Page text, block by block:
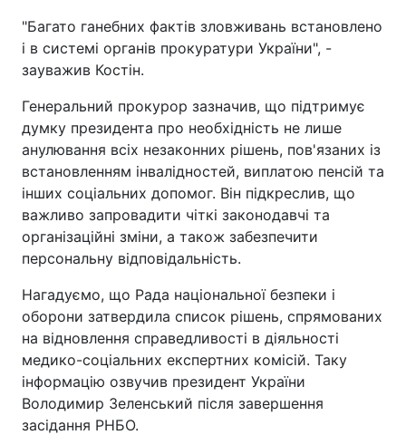
"Багато ганебних фактів зловживань встановлено
і в системі органів прокуратури України", -
зауважив Костін.
Генеральний прокурор зазначив, що підтримує
думку президента про необхідність не лише
анулювання всіх незаконних рішень, пов'язаних із
встановленням інвалідностей, виплатою пенсій та
інших соціальних допомог. Він підкреслив, що
важливо запровадити чіткі законодавчі та
організаційні зміни, а також забезпечити
персональну відповідальність.
Нагадуємо, що Рада національної безпеки і
оборони затвердила список рішень, спрямованих
на відновлення справедливості в діяльності
медико-соціальних експертних комісій. Таку
інформацію озвучив президент України
Володимир Зеленський після завершення
засідання РНБО.